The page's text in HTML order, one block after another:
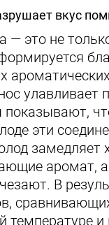
вкус
— это не
улавливает
показывают,
эти
замедляет
аромат,
В
температуре и